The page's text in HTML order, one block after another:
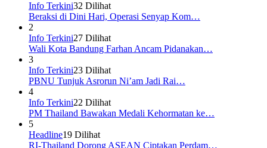
Info Terkini32 Dilihat
Beraksi di Dini Hari, Operasi Senyap Kom…
2
Info Terkini27 Dilihat
Wali Kota Bandung Farhan Ancam Pidanakan…
3
Info Terkini23 Dilihat
PBNU Tunjuk Asrorun Ni’am Jadi Rai…
4
Info Terkini22 Dilihat
PM Thailand Bawakan Medali Kehormatan ke…
5
Headline19 Dilihat
RI-Thailand Dorong ASEAN Ciptakan Perdam…